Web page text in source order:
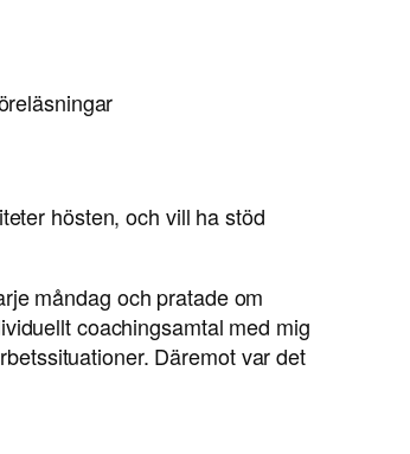
hösten, och vill ha stöd
måndag och pratade om
coachingsamtal med mig
Däremot var det